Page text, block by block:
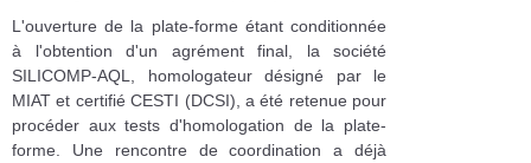
L'ouverture de la plate-forme étant conditionnée
à l'obtention d'un agrément final, la société
SILICOMP-AQL, homologateur désigné par le
MIAT et certifié CESTI (DCSI), a été retenue pour
procéder aux tests d'homologation de la plate-
forme. Une rencontre de coordination a déjà